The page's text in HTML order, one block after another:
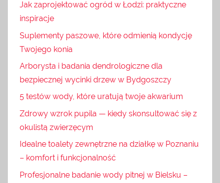
Jak zaprojektować ogród w Łodzi: praktyczne
inspiracje
Suplementy paszowe, które odmienią kondycję
Twojego konia
Arborysta i badania dendrologiczne dla
bezpiecznej wycinki drzew w Bydgoszczy
5 testów wody, które uratują twoje akwarium
Zdrowy wzrok pupila — kiedy skonsultować się z
okulistą zwierzęcym
Idealne toalety zewnętrzne na działkę w Poznaniu
– komfort i funkcjonalność
Profesjonalne badanie wody pitnej w Bielsku –